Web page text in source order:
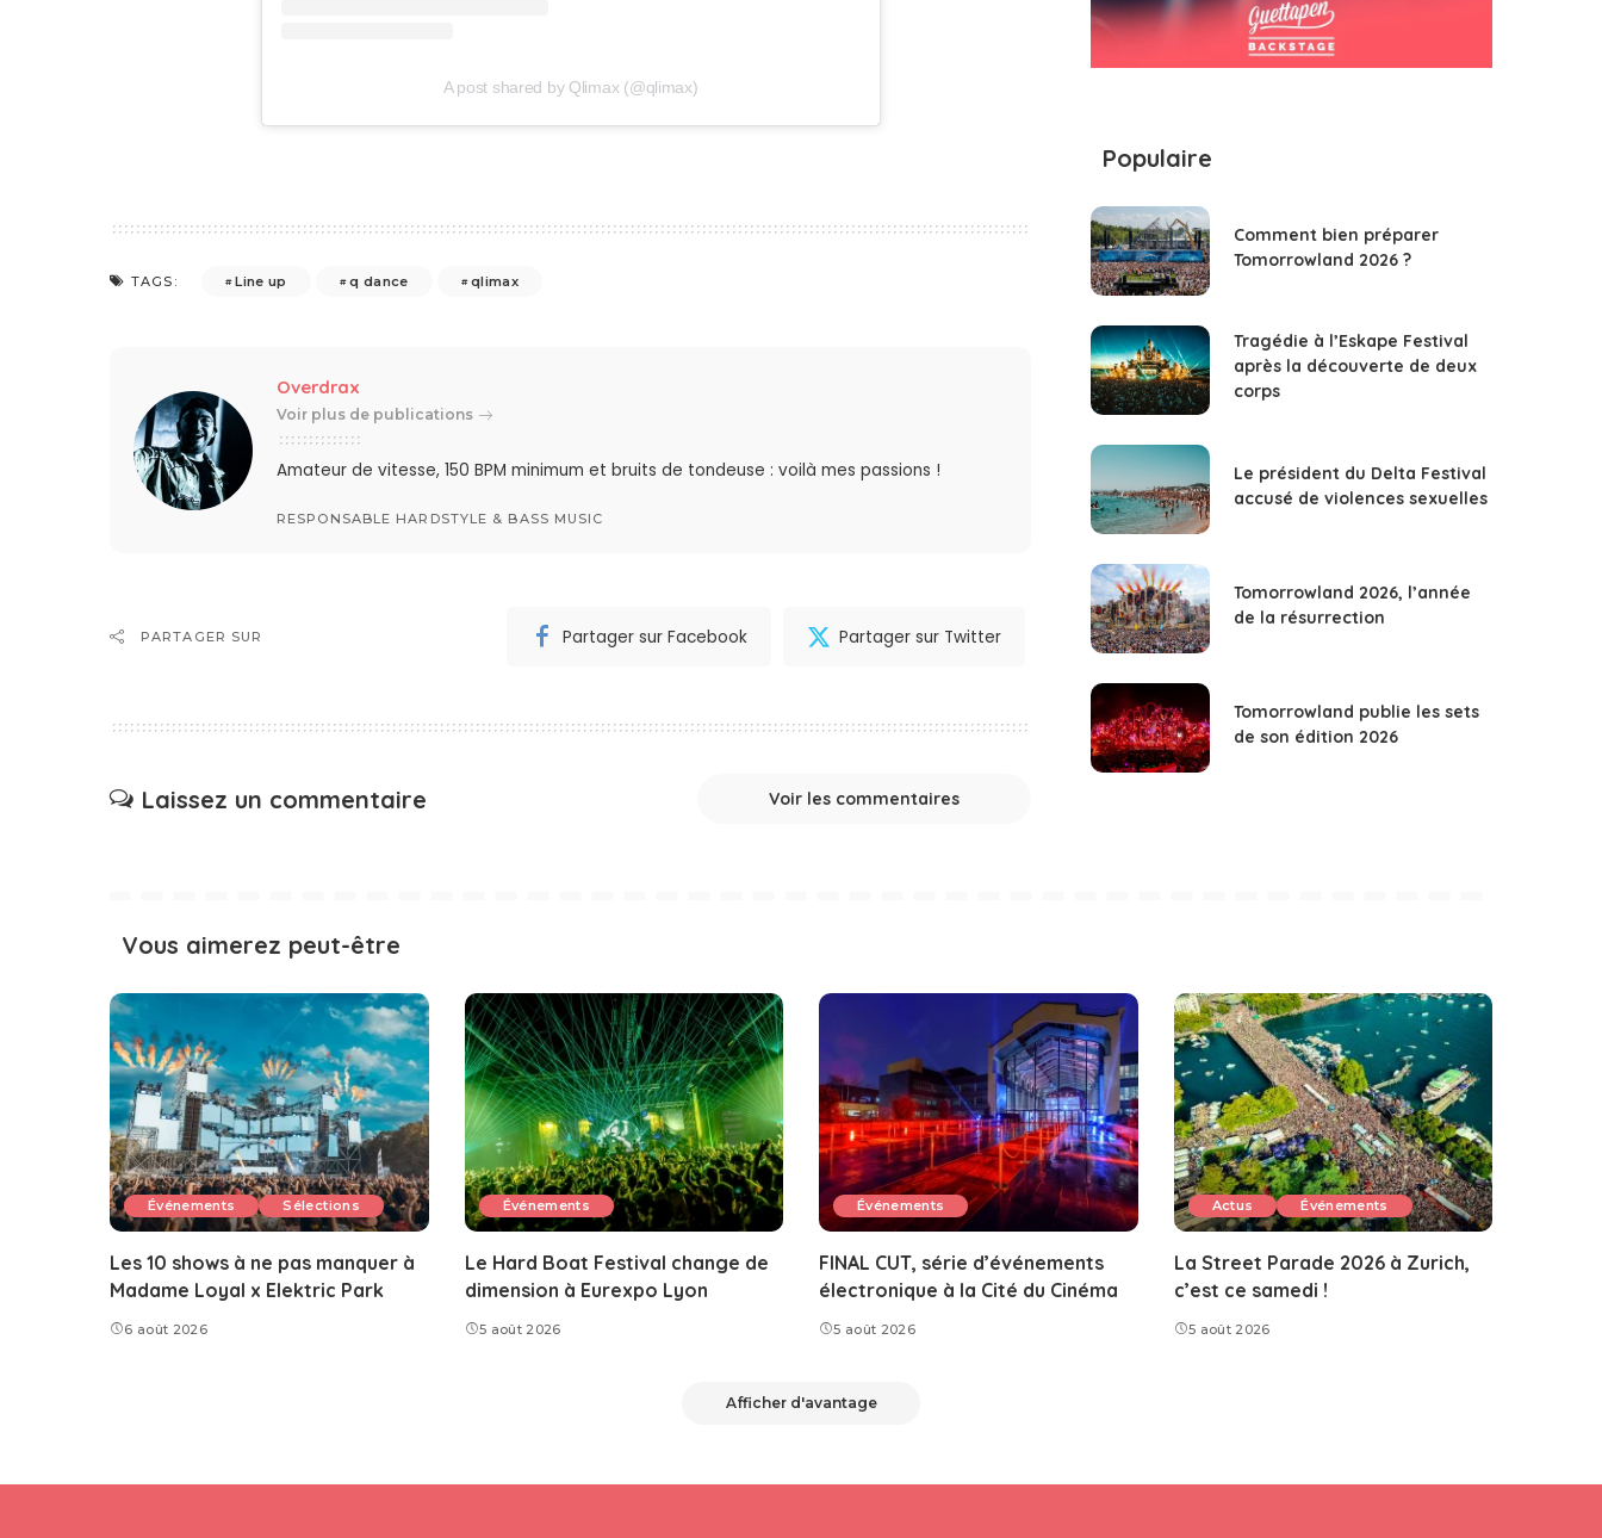
A post shared by Qlimax (@qlimax)
TAGS: Line up q dance qlimax
Overdrax
Voir plus de publications
Amateur de vitesse, 150 BPM minimum et bruits de tondeuse : voilà mes passions !
RESPONSABLE HARDSTYLE & BASS MUSIC
PARTAGER SUR Partager sur Facebook Partager sur Twitter
Laissez un commentaire Voir les commentaires
Populaire
Comment bien préparer
Tomorrowland 2026 ?
Tragédie à l’Eskape Festival
après la découverte de deux
corps
Le président du Delta Festival
accusé de violences sexuelles
Tomorrowland 2026, l’année
de la résurrection
Tomorrowland publie les sets
de son édition 2026
Vous aimerez peut-être
Événements Sélections
Les 10 shows à ne pas manquer à
Madame Loyal x Elektric Park
6 août 2026
Événements
Le Hard Boat Festival change de
dimension à Eurexpo Lyon
5 août 2026
Événements
FINAL CUT, série d’événements
électronique à la Cité du Cinéma
5 août 2026
Actus Événements
La Street Parade 2026 à Zurich,
c’est ce samedi !
5 août 2026
Afficher d'avantage